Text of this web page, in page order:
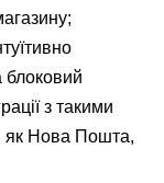
блоковий
з такими
як Нова Пошта,